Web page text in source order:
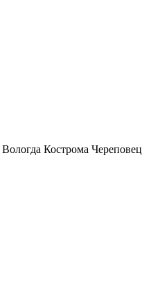
Вологда Кострома Череповец